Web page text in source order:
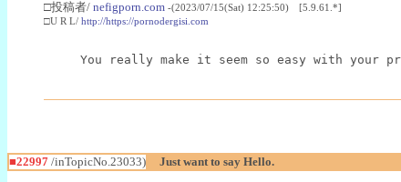
□投稿者/ nefigporn.com -(2023/07/15(Sat) 12:25:50) [5.9.61.*]
□U R L/ http://https://pornodergisi.com
You really make it seem so easy with
■22997 /inTopicNo.23033) Just want to say Hello.